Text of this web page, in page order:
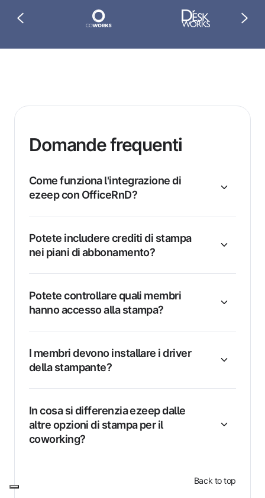
Domande frequenti
Come funziona l'integrazione di
ezeep con OfficeRnD?
Potete includere crediti di stampa
nei piani di abbonamento?
Potete controllare quali membri
hanno accesso alla stampa?
I membri devono installare i driver
della stampante?
In cosa si differenzia ezeep dalle
altre opzioni di stampa per il
coworking?
Back to top